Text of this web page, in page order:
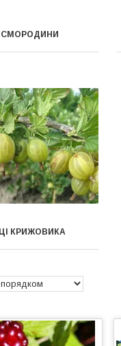
СМОРОДИНИ
КРИЖОВИКА